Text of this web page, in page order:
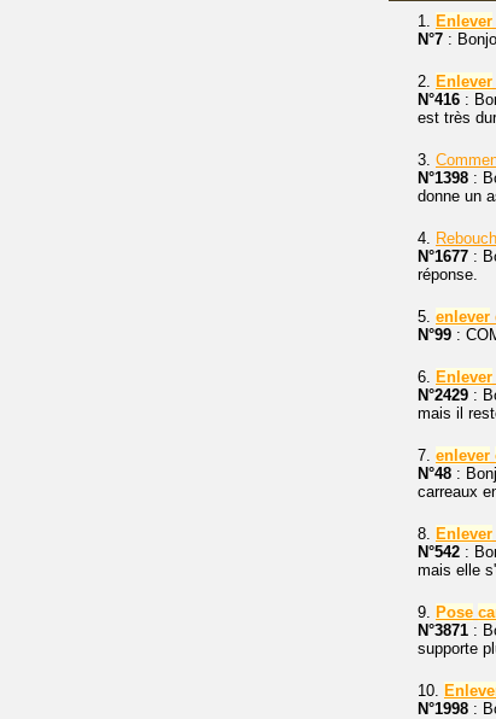
1. Enlever
N°7 :
2. Enlever
N°416 :
est très
3.
N°1398 :
donne un
4.
N°1677 :
réponse.
5. enlever
N°99 :
6. Enlever
N°2429 :
mais il
7. enlever
N°48 :
carreaux
8. Enlever
N°542 :
mais elle
9. Pose
N°3871 :
supporte
10.
N°1998 :